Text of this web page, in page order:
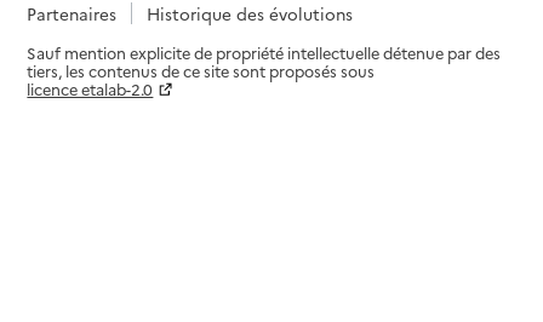
Partenaires
Historique des évolutions
Sauf mention explicite de propriété intellectuelle détenue par des
tiers, les contenus de ce site sont proposés sous
licence etalab-2.0